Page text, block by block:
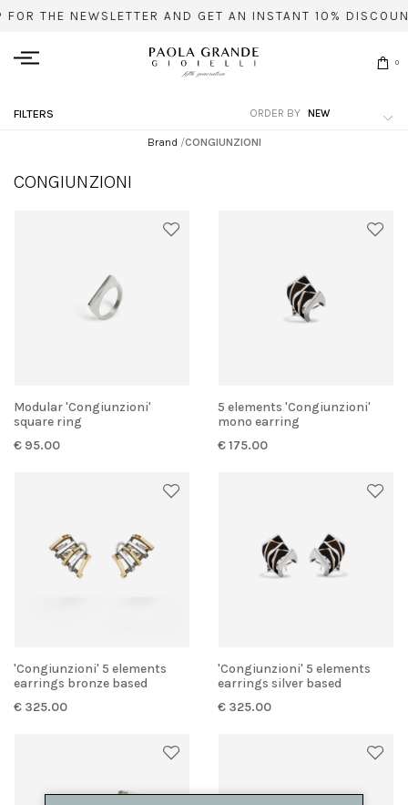
THE NEWSLETTER AND GET AN INSTANT 10%
0
FILTERS
Brand /CONGIUNZIONI
ORDER BY
CONGIUNZIONI
Modular 'Congiunzioni'
square ring
€ 95.00
5 elements 'Congiunzioni'
mono earring
€ 175.00
'Congiunzioni' 5 elements
earrings bronze based
€ 325.00
'Congiunzioni' 5 elements
earrings silver based
€ 325.00